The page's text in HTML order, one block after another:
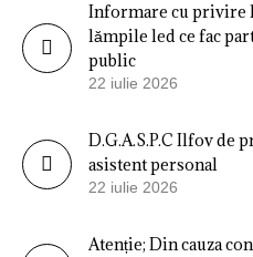
Informare cu privire
lămpile led ce fac
public
22 iulie 2026
D.G.A.S.P.C Ilfov de
asistent personal
22 iulie 2026
Atenție; Din cauza